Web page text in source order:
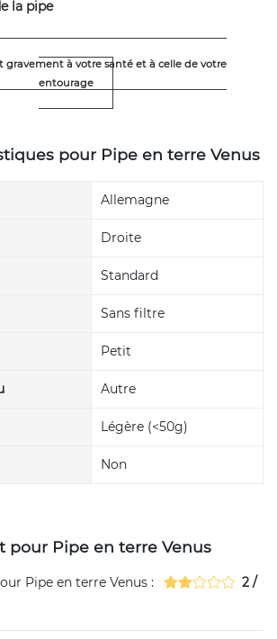
la pipe
gravement à votre santé et à celle de votre
entourage
pour Pipe en terre Venus
Allemagne
Droite
Standard
Sans filtre
Petit
Autre
Légère (<50g)
Non
pour Pipe en terre Venus
Pipe en terre Venus : 2 /